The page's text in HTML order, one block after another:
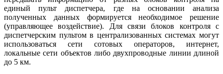
единый пульт диспетчера, где на основании анализа
полученных данных формируется необходимое решение
(управляющее воздействие). Для связи блоков контроля с
диспетчерским пультом в централизованных системах могут
использоваться се­ти сотовых операторов, интернет,
локальные се­ти объектов ли­бо двухпроводные линии длиной
до 5 км.